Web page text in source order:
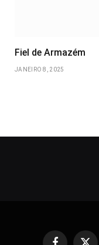
Fiel de Armazém
JANEIRO 8, 2025